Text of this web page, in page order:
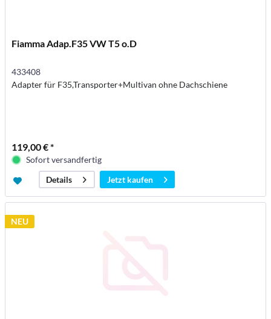
Fiamma Adap.F35 VW T5 o.D
433408
Adapter für F35,Transporter+Multivan ohne Dachschiene
119,00 € *
Sofort versandfertig
Details
Jetzt kaufen
NEU